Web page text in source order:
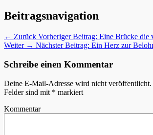
Beitragsnavigation
← Zurück Vorheriger Beitrag: Eine Brücke die
Weiter → Nächster Beitrag: Ein Herz zur
Schreibe einen Kommentar
Deine E-Mail-Adresse wird nicht veröffentlicht.
Felder sind mit * markiert
Kommentar